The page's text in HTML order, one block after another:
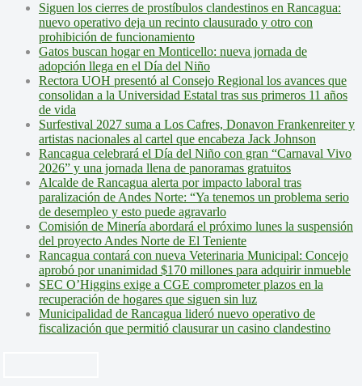
Siguen los cierres de prostíbulos clandestinos en Rancagua:
nuevo operativo deja un recinto clausurado y otro con
prohibición de funcionamiento
Gatos buscan hogar en Monticello: nueva jornada de
adopción llega en el Día del Niño
Rectora UOH presentó al Consejo Regional los avances que
consolidan a la Universidad Estatal tras sus primeros 11 años
de vida
Surfestival 2027 suma a Los Cafres, Donavon Frankenreiter y
artistas nacionales al cartel que encabeza Jack Johnson
Rancagua celebrará el Día del Niño con gran “Carnaval Vivo
2026” y una jornada llena de panoramas gratuitos
Alcalde de Rancagua alerta por impacto laboral tras
paralización de Andes Norte: “Ya tenemos un problema serio
de desempleo y esto puede agravarlo
Comisión de Minería abordará el próximo lunes la suspensión
del proyecto Andes Norte de El Teniente
Rancagua contará con nueva Veterinaria Municipal: Concejo
aprobó por unanimidad $170 millones para adquirir inmueble
SEC O’Higgins exige a CGE comprometer plazos en la
recuperación de hogares que siguen sin luz
Municipalidad de Rancagua lideró nuevo operativo de
fiscalización que permitió clausurar un casino clandestino